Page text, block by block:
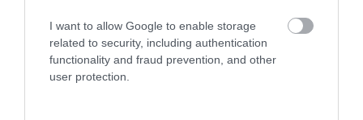
I want to allow Google to enable storage
related to security, including authentication
functionality and fraud prevention, and other
user protection.